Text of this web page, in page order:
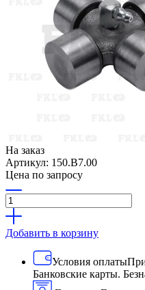
На заказ
Артикул: 150.B7.00
Цена по запросу
Добавить в корзину
Условия оплаты
Банковские карты.